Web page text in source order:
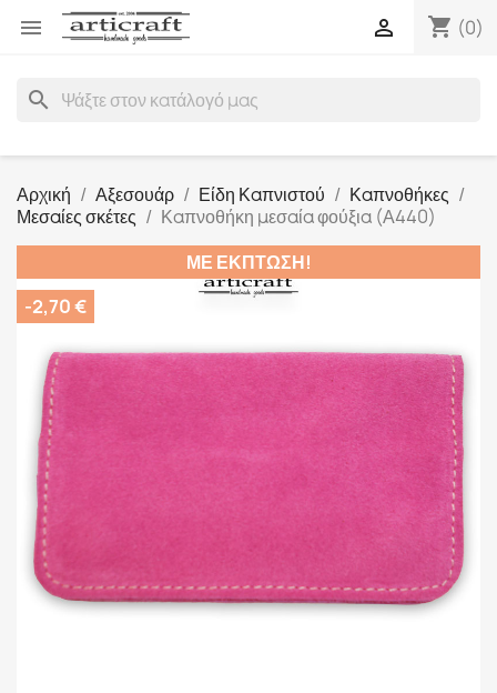
 shopping_cart (0)

search
Αρχική Αξεσουάρ Είδη Καπνιστού
Καπνοθήκες
Μεσαίες σκέτες
Καπνοθήκη μεσαία φούξια (Α440)
ΜΕ ΈΚΠΤΩΣΗ!
-2,70 €